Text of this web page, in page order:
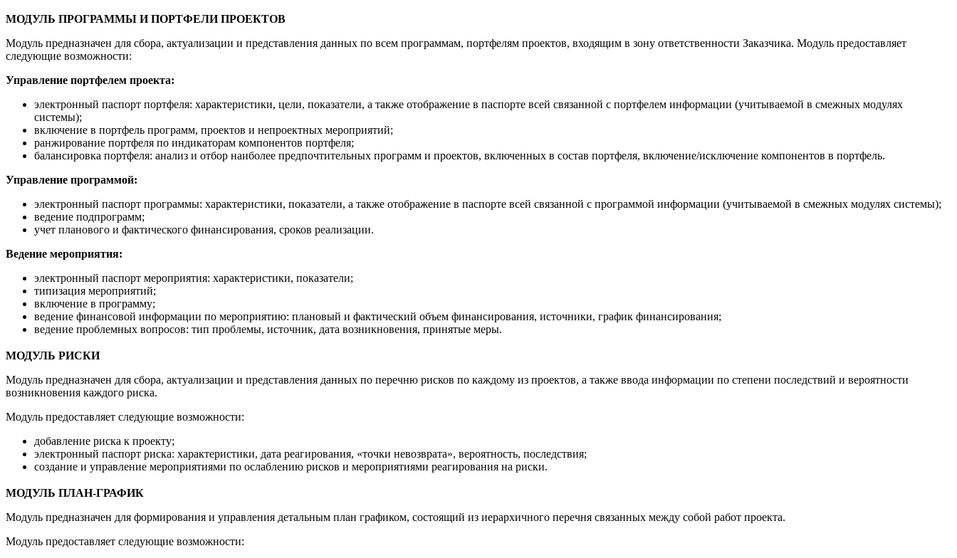
МОДУЛЬ ПРОГРАММЫ И ПОРТФЕЛИ ПРОЕКТОВ
Модуль предназначен для сбора, актуализации и представления данных по всем программам, портфелям проектов, входящим в зону ответственности Заказчика. Модуль предоставляет
следующие возможности:
Управление портфелем проекта:
электронный паспорт портфеля: характеристики, цели, показатели, а также отображение в паспорте всей связанной с портфелем информации (учитываемой в смежных модулях
системы);
включение в портфель программ, проектов и непроектных мероприятий;
ранжирование портфеля по индикаторам компонентов портфеля;
балансировка портфеля: анализ и отбор наиболее предпочтительных программ и проектов, включенных в состав портфеля, включение/исключение компонентов в портфель.
Управление программой:
электронный паспорт программы: характеристики, показатели, а также отображение в паспорте всей связанной с программой информации (учитываемой в смежных модулях системы);
ведение подпрограмм;
учет планового и фактического финансирования, сроков реализации.
Ведение мероприятия:
электронный паспорт мероприятия: характеристики, показатели;
типизация мероприятий;
включение в программу;
ведение финансовой информации по мероприятию: плановый и фактический объем финансирования, источники, график финансирования;
ведение проблемных вопросов: тип проблемы, источник, дата возникновения, принятые меры.
МОДУЛЬ РИСКИ
Модуль предназначен для сбора, актуализации и представления данных по перечню рисков по каждому из проектов, а также ввода информации по степени последствий и вероятности
возникновения каждого риска.
Модуль предоставляет следующие возможности:
добавление риска к проекту;
электронный паспорт риска: характеристики, дата реагирования, «точки невозврата», вероятность, последствия;
создание и управление мероприятиями по ослаблению рисков и мероприятиями реагирования на риски.
МОДУЛЬ ПЛАН-ГРАФИК
Модуль предназначен для формирования и управления детальным план графиком, состоящий из иерархичного перечня связанных между собой работ проекта.
Модуль предоставляет следующие возможности: